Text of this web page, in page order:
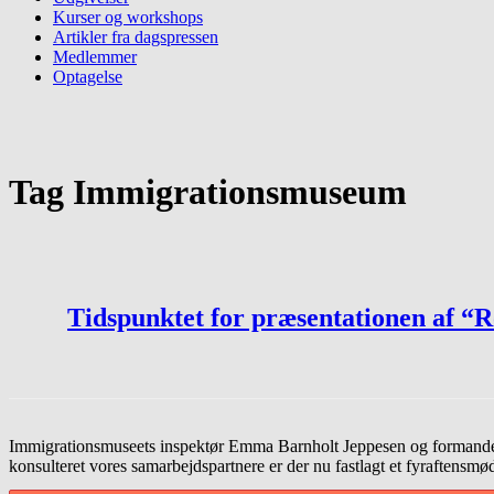
Kurser og workshops
Artikler fra dagspressen
Medlemmer
Optagelse
Tag Immigrationsmuseum
Tidspunktet for præsentationen af
Immigrationsmuseets inspektør Emma Barnholt Jeppesen og
konsulteret vores samarbejdspartnere er der nu fastlagt et